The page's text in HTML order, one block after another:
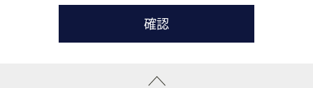
たします。
( 3 ) スタッフ派遣を検討されている企業の皆様
お問い合わせの内容に回答するために利用いたします。
なお、ご連絡手段は、電話・Ｅメールのいずれかの方法とい